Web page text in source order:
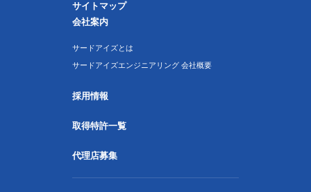
サイトマップ
会社案内
サードアイズとは
サードアイズエンジニアリング 会社概要
採用情報
取得特許一覧
代理店募集